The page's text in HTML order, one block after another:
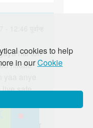
cookies to help
in ourCookie
hai toh
nikala
liye safe
se